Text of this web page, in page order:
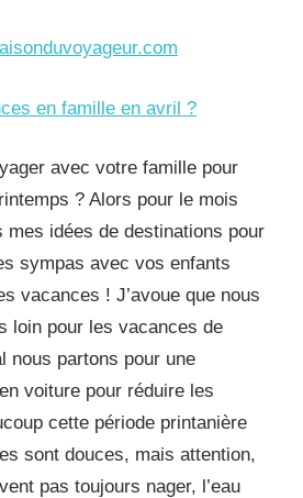
en famille en avril ?
avec votre famille pour
? Alors pour le mois
mes idées de destinations pour
sympas avec vos enfants
vacances ! J’avoue que nous
loin pour les vacances de
nous partons pour une
voiture pour réduire les
cette période printanière
sont douces, mais attention,
pas toujours nager, l’eau